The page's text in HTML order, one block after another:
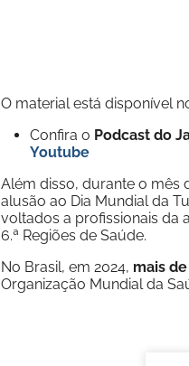
O material está disponível
Confira o Podcast do
Youtube
Além disso, durante o mês
alusão ao Dia Mundial da
voltados a profissionais da
6.ª Regiões de Saúde.
No Brasil, em 2024, mais
Organização Mundial da